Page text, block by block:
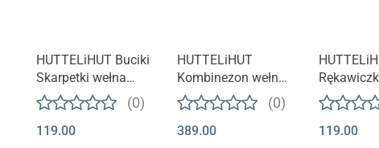
HUTTELiHUT Buciki
Skarpetki wełna
merino | Camel
Melange
(0)
119.00
HUTTELiHUT
Kombinezon wełna
merino uszy |
Savannah Melange
(0)
389.00
merino |
Melange
119.00